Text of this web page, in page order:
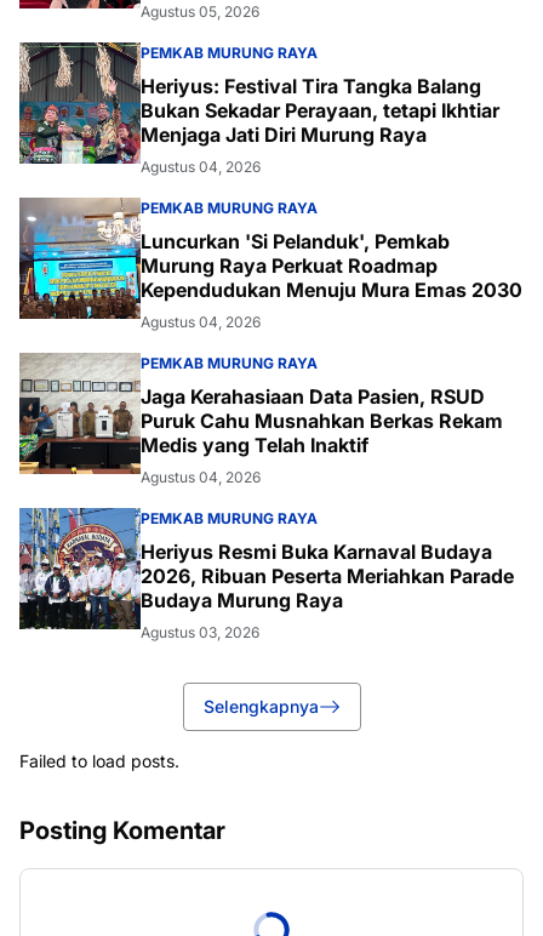
Agustus 05, 2026
PEMKAB MURUNG RAYA
Heriyus: Festival Tira Tangka Balang
Bukan Sekadar Perayaan, tetapi Ikhtiar
Menjaga Jati Diri Murung Raya
Agustus 04, 2026
PEMKAB MURUNG RAYA
Luncurkan 'Si Pelanduk', Pemkab
Murung Raya Perkuat Roadmap
Kependudukan Menuju Mura Emas 2030
Agustus 04, 2026
PEMKAB MURUNG RAYA
Jaga Kerahasiaan Data Pasien, RSUD
Puruk Cahu Musnahkan Berkas Rekam
Medis yang Telah Inaktif
Agustus 04, 2026
PEMKAB MURUNG RAYA
Heriyus Resmi Buka Karnaval Budaya
2026, Ribuan Peserta Meriahkan Parade
Budaya Murung Raya
Agustus 03, 2026
Selengkapnya
Failed to load posts.
Posting Komentar